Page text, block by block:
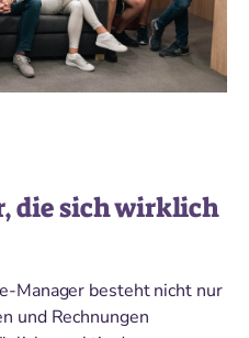
die sich wirklich
Manager besteht nicht nur
und Rechnungen